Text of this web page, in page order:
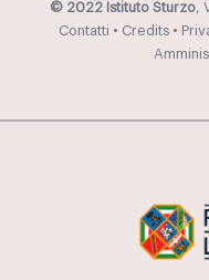
© 2022 Istituto Sturzo,
Contatti • Credits•